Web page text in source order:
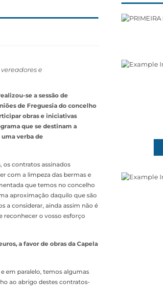
e
se a sessão de
de Freguesia do concelho
obras e iniciativas
que se destinam a
verba de
os contratos assinados
com a limpeza das bermas e
que temos no concelho
aproximação daquilo que são
a considerar, ainda assim não é
reconhecer o vosso esforço
a favor de obras da Capela
em paralelo, temos algumas
ao abrigo destes contratos-